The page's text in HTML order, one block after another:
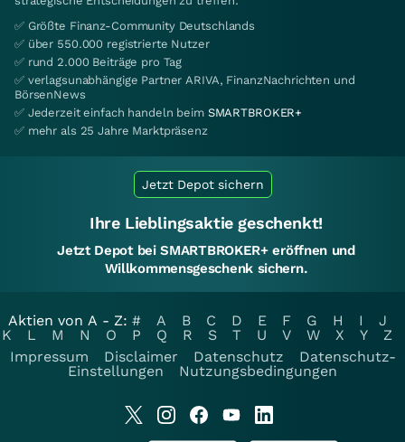
✅ Größte Finanz-Community Deutschlands
✅ über 550.000 registrierte Nutzer
✅ rund 2.000 Beiträge pro Tag
✅ verlagsunabhängige Partner ARIVA, FinanzNachrichten und
BörsenNews
✅ Jederzeit einfach handeln beim SMARTBROKER+
✅ mehr als 25 Jahre Marktpräsenz
Jetzt Depot sichern
Ihre Lieblingsaktie geschenkt!
Jetzt Depot bei SMARTBROKER+ eröffnen und
Willkommensgeschenk sichern.
Aktien von A - Z: # A B C D E F G H I
J
K
L M N O P Q R S T U V W X Y
Z
Impressum
Disclaimer Datenschutz
Datenschutz-
Einstellungen
Nutzungsbedingungen